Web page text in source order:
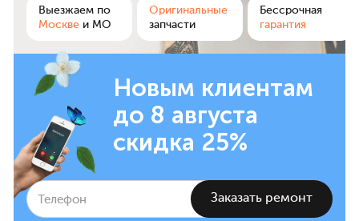
Выезжаем по
Москве и МО
Оригинальные
запчасти
Бессрочная
гарантия
Новым клиентам
до 8 августа
скидка 25%